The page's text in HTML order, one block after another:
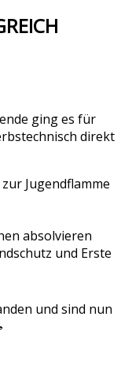
ging es für
direkt
Jugendflamme
absolvieren
und Erste
und sind nun